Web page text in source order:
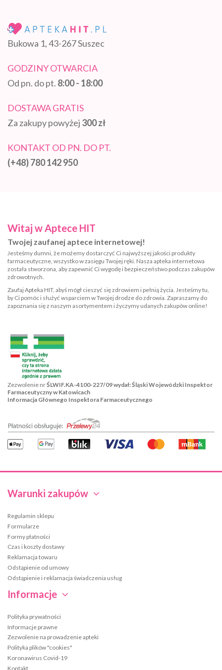
Bukowa 1, 43-267 Suszec
GODZINY OTWARCIA
Od pn. do pt. 8:00 - 18:00
DOSTAWA GRATIS
Za zakupy powyżej 300 zł
KONTAKT OD PN. DO PT.
(+48) 780 142 950
Warunki zakupów
Regulamin sklepu
Formularze
Formy płatności
Czas i koszty dostawy
Reklamacja towaru
Odstąpienie od umowy
Odstąpienie i reklamacja świadczenia usług
Informacje
Polityka prywatności
Informacje prawne
Zezwolenie na prowadzenie apteki
Polityka plików "cookies"
Koronawirus Covid-19
Kontakt
Witaj w Aptece HIT
Twojej zaufanej aptece internetowej!
Jesteśmy dumni, że możemy dostarczyć Ci najwyższej jakości produkty
farmaceutyczne, wszystko w zasięgu Twojej ręki. Nasza apteka internetowa
została stworzona, aby zapewnić Ci wygodę i bezpieczeństwo podczas zakupów
zdrowotnych.
Zaufaj Apteka HIT, abyś mógł cieszyć się zdrowiem i pełnią życia. Jesteśmy tu,
by Ci pomóc i służyć wsparciem w Twojej drodze do zdrowia. Zapraszamy do
zapoznania się z naszym asortymentem i życzymy udanych zakupów online!
Zezwolenie nrŚLWIF.KA-4100-227/09 wydał: Śląski Wojewódzki Inspektor
Farmaceutyczny w Katowicach
Informacja Głównego Inspektora Farmaceutycznego